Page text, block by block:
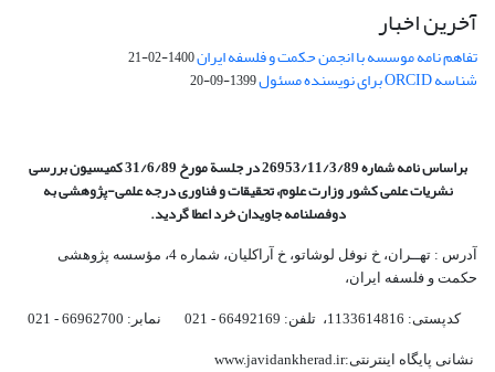
آخرین اخبار
تفاهم نامه موسسه با انجمن حکمت و فلسفه ایران1400-02-21
شناسه ORCID برای نویسنده مسئول 1399-09-20
براساس نامه شماره 26953/11/3/89 در جلسة مورخ 31/6/89 کمیسیون
بررسی
نشریات علمی کشور وزارت علوم، تحقیقات و فناوری درجه علمی‌-پژوهشیبه
دوفصلنامه جاویدان خرد اعطا گردید.
آدرس : تهــران، خ نوفل لوشاتو، خ آراکلیان، شماره 4،‌ مؤسسه پژوهشی
حکمت و فلسفه ایران،‌
کدپستی: 1133614816، تلفن: 66492169 - 021 نمابر: 66962700 - 021
نشانی پایگاه اینترنتی:www.javidankherad.ir